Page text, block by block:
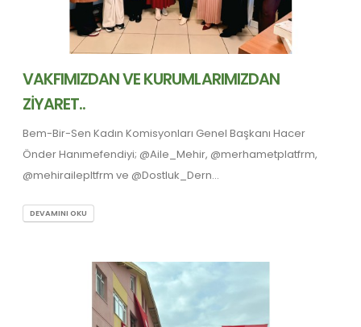
VAKFIMIZDAN VE KURUMLARIMIZDAN
ZİYARET..
Bem-Bir-Sen Kadın Komisyonları Genel Başkanı Hacer
Önder Hanımefendiyi; @Aile_Mehir, @merhametplatfrm,
@mehirailepltfrm ve @Dostluk_Dern...
DEVAMINI OKU